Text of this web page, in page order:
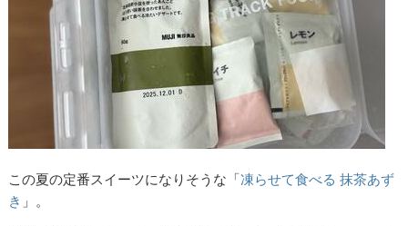
この夏の定番スイーツになりそうな「凍らせて食べる 抹茶あず
き 」。